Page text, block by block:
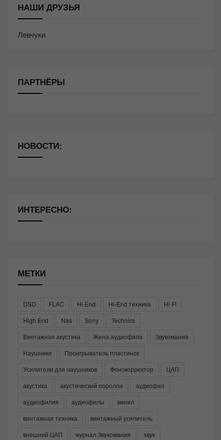
НАШИ ДРУЗЬЯ
Левчуки
ПАРТНЁРЫ
НОВОСТИ:
ИНТЕРЕСНО:
МЕТКИ
DSD FLAC Hi-End Hi-End техника
Hi-Fi
High End
Nas Sony
Technics
Винтажная акустика
Жена аудиофила
Звукомания
Наушники
Проигрыватель пластинок
Усилители для наушников
Фонокорректор
ЦАП
акустика
акустический поролон
аудиофил
аудиофилия
аудиофилы
винил
винтажная техника
винтажный усилитель
внешний ЦАП
журнал Звукомания
звук